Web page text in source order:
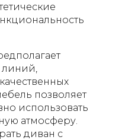
позволяет
использовать
атмосферу.
диван с